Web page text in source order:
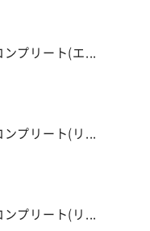
プリート(エ...
プリート(リ...
プリート(リ...